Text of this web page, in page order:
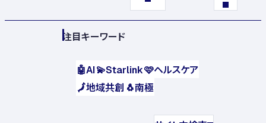
注目キーワード
🤖AI💫Starlink🩷ヘルスケア
🗾地域共創 🐧南極